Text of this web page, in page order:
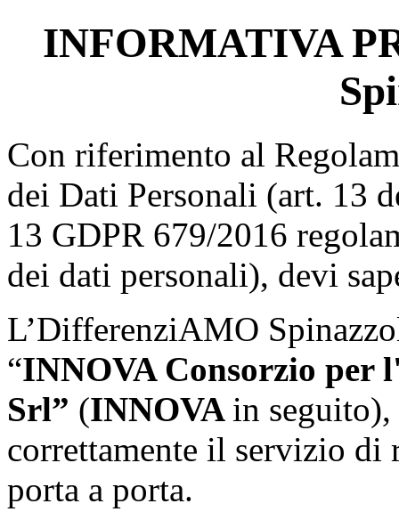
INFORMATIVA
Con riferimento al
dei Dati Personali (art. 13
13 GDPR 679/2016
dei dati personali), devi
L’DifferenziAMO
“INNOVA Consorzio per
Srl” (INNOVA in seguito),
correttamente il servizio
porta a porta.